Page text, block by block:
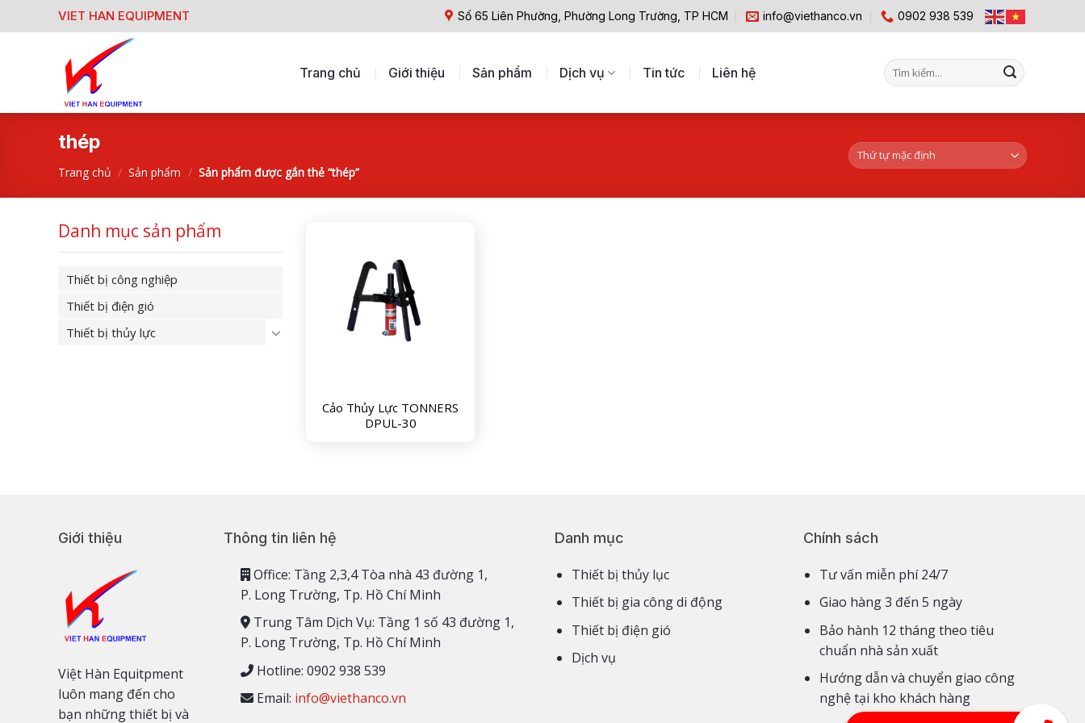
to
VIET HAN EQUIPMENT Số 65 Liên Phường, Phường Long Trường, TP HCM info@viethanco.vn 0902 938 539
Trang chủ Giới thiệu Sản phẩm Dịch vụ Tin tức Liên hệ
Tìm
kiếm:
thép
Trang chủ / Sản phẩm / Sản phẩm được gắn thẻ “thép”
Danh mục sản phẩm
Thiết bị công nghiệp
Thiết bị điện gió
Thiết bị thủy lực
Cảo Thủy Lực TONNERS
DPUL-30
Giới thiệu
Việt Hàn Equitpment
luôn mang đến cho
bạn những thiết bị và
Thông tin liên hệ
Office: Tầng 2,3,4 Tòa nhà 43 đường 1,
P. Long Trường, Tp. Hồ Chí Minh
Trung Tâm Dịch Vụ: Tầng 1 số 43 đường 1,
P. Long Trường, Tp. Hồ Chí Minh
Hotline: 0902 938 539
Email: info@viethanco.vn
Danh mục
Thiết bị thủy lục
Thiết bị gia công di động
Thiết bị điện gió
Dịch vụ
Chính sách
Tư vấn miễn phí 24/7
Giao hàng 3 đến 5 ngày
Bảo hành 12 tháng theo tiêu
chuẩn nhà sản xuất
Hướng dẫn và chuyển giao công
nghệ tại kho khách hàng